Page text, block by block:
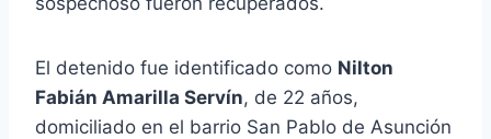
El detenido fue identificado como Nilton
Fabián Amarilla Servín, de 22 años,
domiciliado en el barrio San Pablo de Asunción